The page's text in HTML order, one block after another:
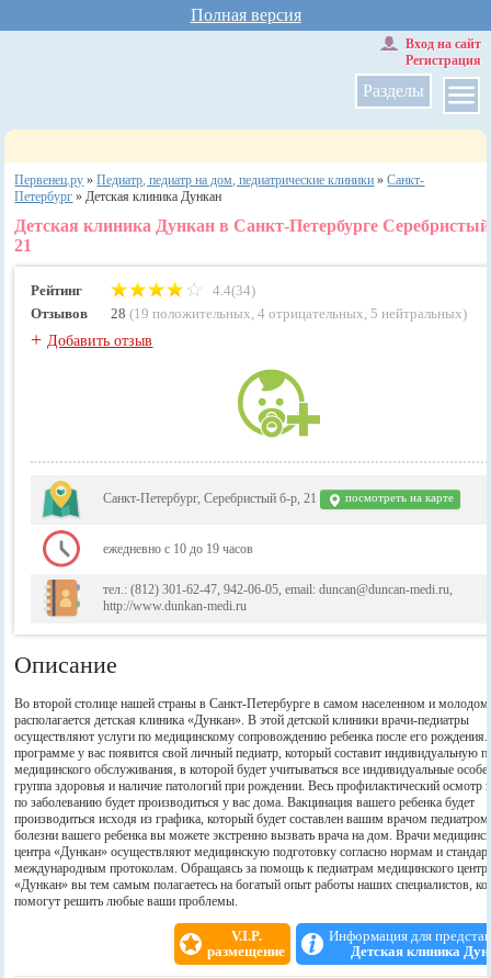
Полная версия
Разделы
Вход на сайт
Регистрация
Первенец.ру »Педиатр, педиатр на дом, педиатрические клиники »Санкт-
Петербург »Детская клиника Дункан
Детская клиника Дункан в Санкт-Петербурге
21
Рейтинг
4.4(34)
Отзывов
28 (19 положительных,4 отрицательных, 5 нейтральных)
+Добавить отзыв
Санкт-Петербург, Серебристый б-р, 21 посмотреть на карте
ежедневно с 10 до 19 часов
тел.: (812) 301-62-47, 942-06-05, email: duncan@duncan-medi.ru,
http://www.dunkan-medi.ru
Описание
Во второй столице нашей страны в Санкт-Петербурге в самом населенном и молодом
располагается детская клиника «Дункан». В этой детской клиники врачи-педиатры
осуществляют услуги по медицинскому сопровождению ребенка после его
программе у вас появится свой личный педиатр, который составит индивидуальную
медицинского обслуживания, в которой будет учитываться все индивидуальные
группа здоровья и наличие патологий при рождении. Весь профилактический осмотр
по заболеванию будет производиться у вас дома. Вакцинация вашего ребенка будет
производиться исходя из графика, который будет составлен вашим врачом
болезни вашего ребенка вы можете экстренно вызвать врача на дом. Врачи
центра «Дункан» осуществляют медицинскую подготовку согласно нормам и
международным протоколам. Обращаясь за помощь к педиатрам медицинского
«Дункан» вы тем самым полагаетесь на богатый опыт работы наших специалистов,
помогут решить любые ваши проблемы.
V.I.P.
размещение
Информация для
Детская клиника